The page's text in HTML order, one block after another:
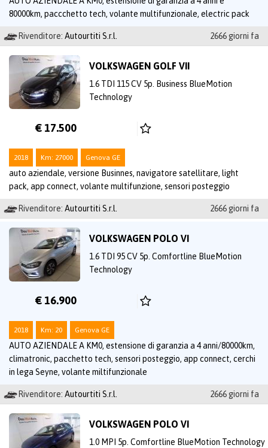
80000km, paccchetto tech, volante multifunzionale, electric pack
Rivenditore: Autourtiti S.r.l. 2666 giorni fa
VOLKSWAGEN GOLF VII
1.6 TDI 115 CV 5p. Business BlueMotion
Technology
€ 17.500
2018 Km: 27000 Genova GE
auto aziendale, versione Businnes, navigatore satellitare, light
pack, app connect, volante multifunzione, sensori posteggio
Rivenditore: Autourtiti S.r.l. 2666 giorni fa
VOLKSWAGEN POLO VI
1.6 TDI 95 CV 5p. Comfortline BlueMotion
Technology
€ 16.900
2018 Km: 20 Genova GE
AUTO AZIENDALE A KM0, estensione di garanzia a 4 anni/80000km,
climatronic, pacchetto tech, sensori posteggio, app connect, cerchi
in lega Seyne, volante miltifunzionale
Rivenditore: Autourtiti S.r.l. 2666 giorni fa
VOLKSWAGEN POLO VI
1.0 MPI 5p. Comfortline BlueMotion Technology